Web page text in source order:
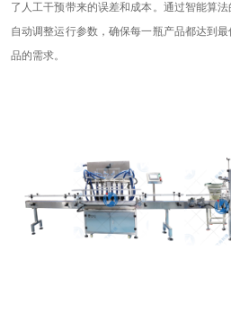
了人工干预带来的误差和成本。通过智能算
自动调整运行参数，确保每一瓶产品都达到
品的需求。